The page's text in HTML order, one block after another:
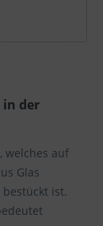
in der
welches auf
Glas
ist.